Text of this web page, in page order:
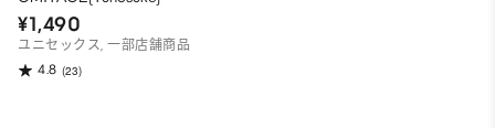
¥1,490
ユニセックス, 一部店舗商品
4.8 (23)